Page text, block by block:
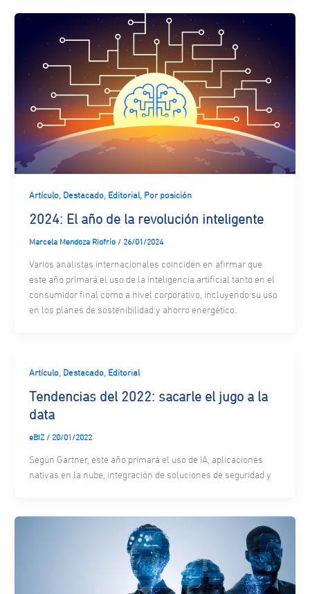
Artículo, Destacado, Editorial, Por posición
2024: El año de la revolución inteligente
Marcela Mendoza Riofrío / 26/01/2024
Varios analistas internacionales coinciden en afirmar que
este año primará el uso de la inteligencia artificial tanto en el
consumidor final como a nivel corporativo, incluyendo su uso
en los planes de sostenibilidad y ahorro energético.
Artículo, Destacado, Editorial
Tendencias del 2022: sacarle el jugo a la
data
eBIZ / 20/01/2022
Según Gartner, este año primará el uso de IA, aplicaciones
nativas en la nube, integración de soluciones de seguridad y